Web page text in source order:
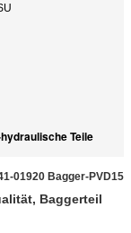
Teile
01920 Bagger-PVD15
Baggerteil